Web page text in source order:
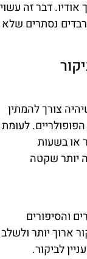
דבר זה עשוי
נסתרים שלא
צורך להמתין
לעומת
או בשעות
יותר שקטה
והסיפורים
ארוך יותר ולשלב
לביקור.